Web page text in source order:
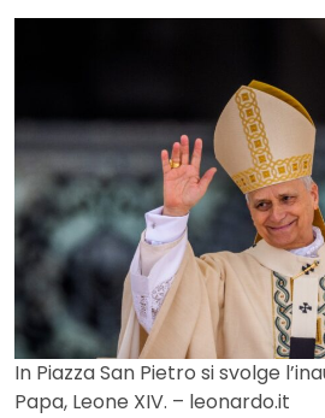
In Piazza San Pietro si svolge
Papa, Leone XIV. – leonardo.it